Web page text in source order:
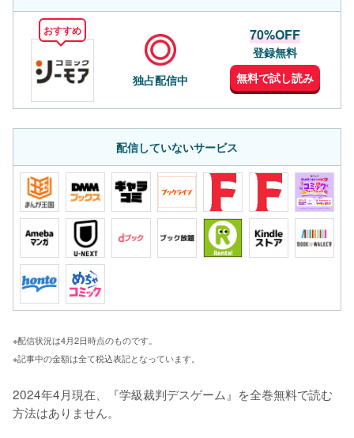
おすすめ
独占配信中
70%OFF
登録無料
無料で試し読み
配信していないサービス
※配信状況は4月2日時点のものです。
※記事中の金額は全て税込表記となっています。
2024年4月現在、『学級裁判デスゲーム』を全巻無料で読む
方法はありません。